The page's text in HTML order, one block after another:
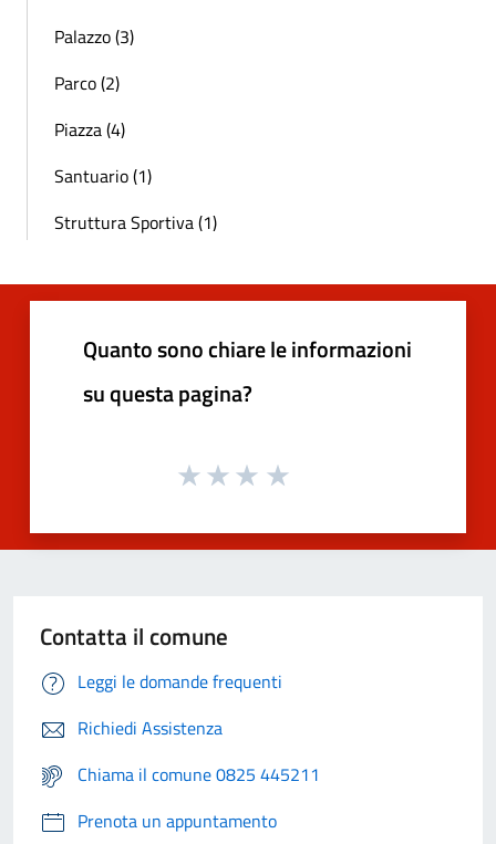
Palazzo (3)
Parco (2)
Piazza (4)
Santuario (1)
Struttura Sportiva (1)
Quanto sono chiare le informazioni
su questa pagina?
Contatta il comune
Leggi le domande frequenti
Richiedi Assistenza
Chiama il comune 0825 445211
Prenota un appuntamento